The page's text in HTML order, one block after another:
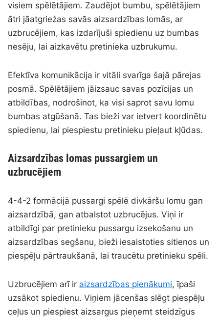
visiem spēlētājiem. Zaudējot bumbu, spēlētājiem
ātri jāatgriežas savās aizsardzības lomās, ar
uzbrucējiem, kas izdarījuši spiedienu uz bumbas
nesēju, lai aizkavētu pretinieka uzbrukumu.
Efektīva komunikācija ir vitāli svarīga šajā pārejas
posmā. Spēlētājiem jāizsauc savas pozīcijas un
atbildības, nodrošinot, ka visi saprot savu lomu
bumbas atgūšanā. Tas bieži var ietvert koordinētu
spiedienu, lai piespiestu pretinieku pieļaut kļūdas.
Aizsardzības lomas pussargiem un
uzbrucējiem
4-4-2 formācijā pussargi spēlē divkāršu lomu gan
aizsardzībā, gan atbalstot uzbrucējus. Viņi ir
atbildīgi par pretinieku pussargu izsekošanu un
aizsardzības segšanu, bieži iesaistoties sitienos un
piespēļu pārtraukšanā, lai traucētu pretinieku spēli.
Uzbrucējiem arī ir aizsardzības pienākumi, īpaši
uzsākot spiedienu. Viņiem jācenšas slēgt piespēļu
ceļus un piespiest aizsargus pieņemt steidzīgus